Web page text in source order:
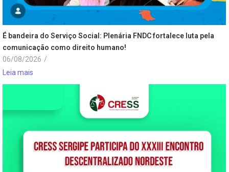
É bandeira do Serviço Social: Plenária FNDC fortalece luta pela
comunicação como direito humano!
06/08/2026 /
Leia mais